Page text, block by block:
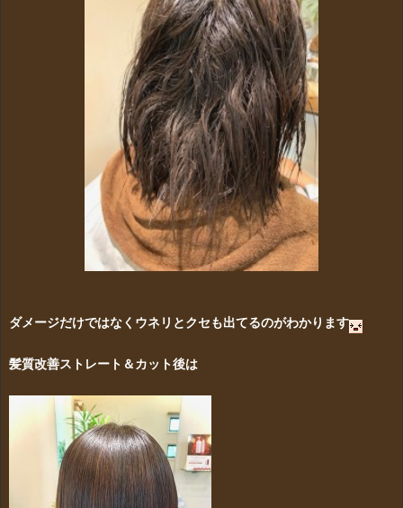
ダメージだけではなくウネリとクセも出てるのがわかります
髪質改善ストレート＆カット後は